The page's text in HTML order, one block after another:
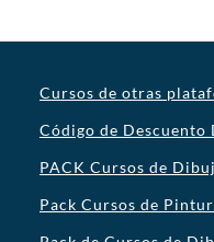
Cursos de otras
Código de Descuento
PACK Cursos de
Pack Cursos de